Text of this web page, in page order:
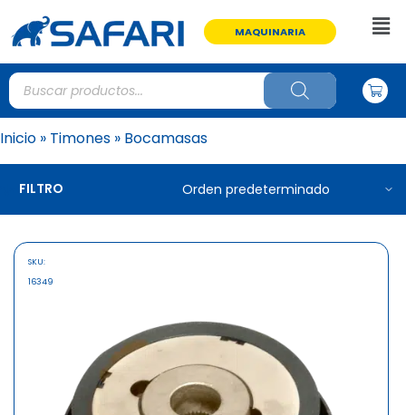
MAQUINARIA
Inicio » Timones » Bocamasas
FILTRO
SKU:
16349